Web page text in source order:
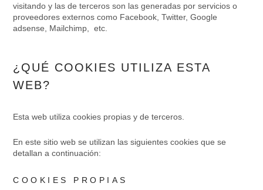
visitando y las de terceros son las generadas por servicios o
proveedores externos como Facebook, Twitter, Google
adsense, Mailchimp, etc.
¿QUÉ COOKIES UTILIZA ESTA
WEB?
Esta web utiliza cookies propias y de terceros.
En este sitio web se utilizan las siguientes cookies que se
detallan a continuación:
COOKIES PROPIAS